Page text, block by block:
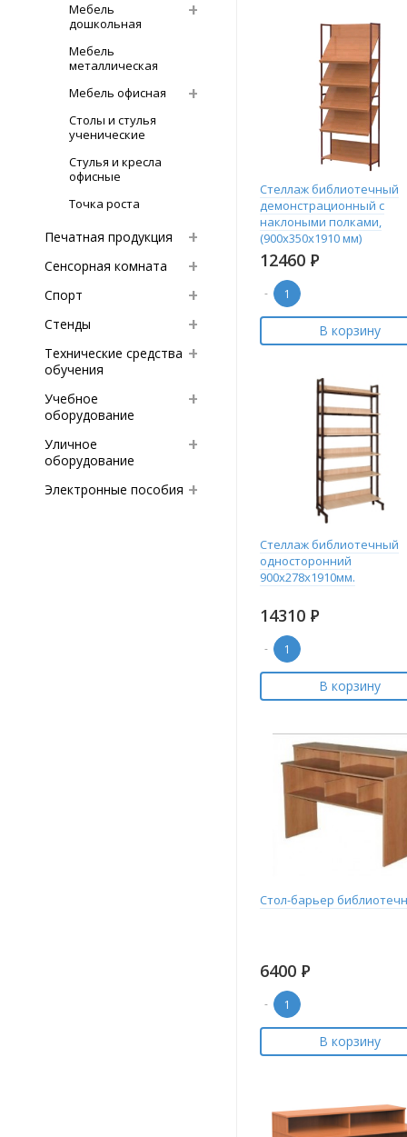
Мебель
дошкольная
Мебель
металлическая
Мебель офисная
Столы и стулья
ученические
Стулья и кресла
офисные
Точка роста
Печатная продукция
Сенсорная комната
Спорт
Стенды
Технические средства
обучения
Учебное
оборудование
Уличное
оборудование
Электронные пособия
Стеллаж библиотечный
демонстрационный с
наклоными полками,
(900х350х1910 мм)
12460 Р
-
В корзину
Стеллаж библиотечный
односторонний
900х278х1910мм.
14310 Р
-
В корзину
Стол-барьер
6400 Р
-
В корзину